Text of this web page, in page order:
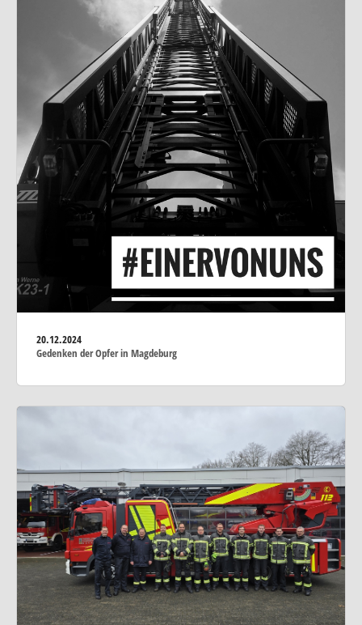
20.12.2024
Gedenken der Opfer in Magdeburg